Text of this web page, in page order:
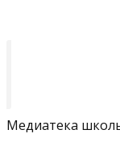
Медиатека